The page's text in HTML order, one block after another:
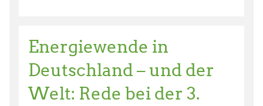
Energiewende in
Deutschland – und der
Welt: Rede bei der 3.